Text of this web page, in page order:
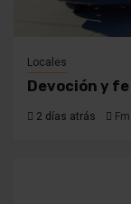
Locales
Devoción y
2 días atrás